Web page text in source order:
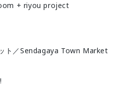
+ riyou project
ト／Sendagaya Town Market